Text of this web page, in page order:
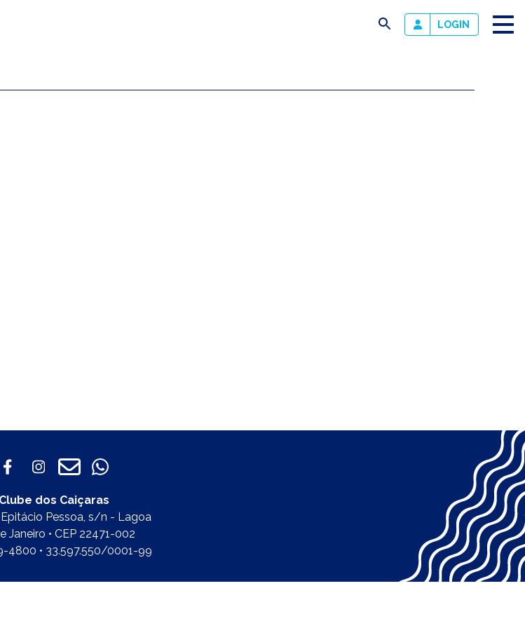
busca LOGIN
Clube dos Caiçaras
Pessoa, s/n - Lagoa
Janeiro • CEP 22471-002
4800 • 33.597.550/0001-99